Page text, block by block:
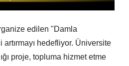
edilen "Damla
hedefliyor. Üniversite
proje, topluma hizmet etme